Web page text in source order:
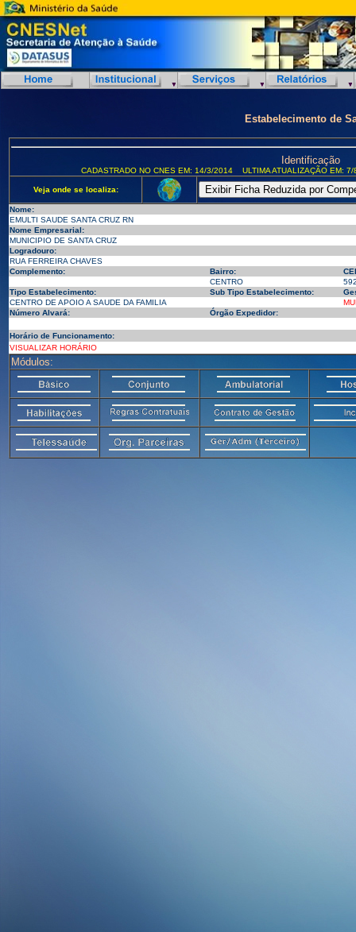
Estabelecimento de
Identificação
CADASTRADO NO CNES EM: 14/3/2014 ULTIMA ATUALIZAÇÃO EM:
Veja onde se localiza:
Nome:
EMULTI SAUDE SANTA CRUZ RN
Nome Empresarial:
MUNICIPIO DE SANTA CRUZ
Logradouro:
RUA FERREIRA CHAVES
Complemento:
Bairro:
CENTRO
Tipo Estabelecimento:
Sub Tipo Estabelecimento:
CENTRO DE APOIO A SAUDE DA FAMILIA
Número Alvará:
Órgão Expedidor:
Horário de Funcionamento:
VISUALIZAR HORÁRIO
Módulos: